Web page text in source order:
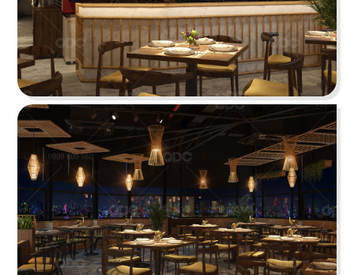
HIGHLANDS COFFEE
Highlands Sunwah do QDC Design & Build thi
công sở hữu không gian hai mặt tiền rộng rãi
cùng phong cách thiết kế hiện đại, sang trọng.